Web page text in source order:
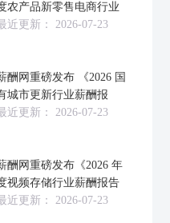
农产品新零售电商行业
近更新： 2026-07-23
酬网重磅发布 《2026 国
城市更新行业薪酬报
近更新： 2026-07-23
酬网重磅发布《2026 年
视频存储行业薪酬报告
近更新： 2026-07-23